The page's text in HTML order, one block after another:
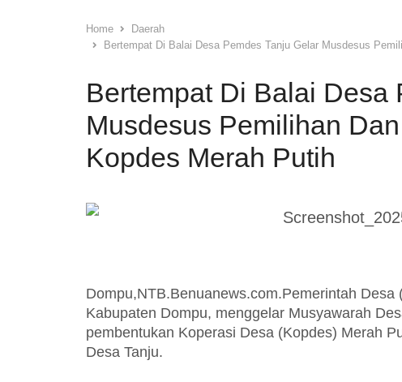
Home
Daerah
Bertempat Di Balai Desa Pemdes Tanju Gelar Musdesus
Bertempat Di Balai Desa
Musdesus Pemilihan
Kopdes Merah Putih
Dompu,NTB.Benuanews.com.Pemerintah
Kabupaten Dompu, menggelar Musyawarah
pembentukan Koperasi Desa (Kopdes) Merah
Desa Tanju.